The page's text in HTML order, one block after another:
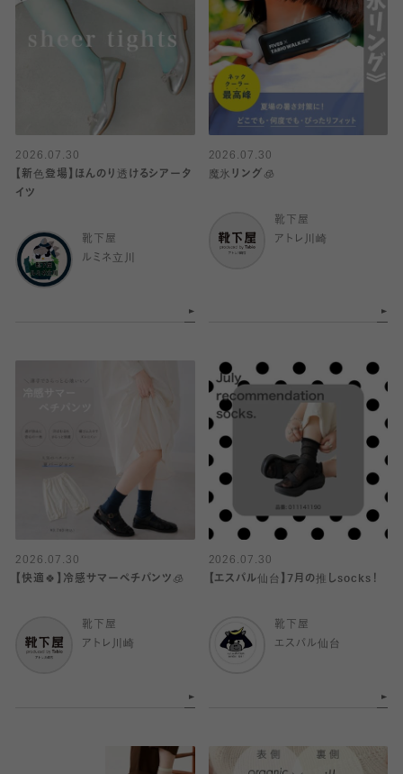
2026.07.30
【新色登場】ほんのり透けるシアータ
イツ
靴下屋
ルミネ立川
2026.07.30
魔氷リング🧊
靴下屋
アトレ川崎
2026.07.30
【快適🍀】冷感サマーペチパンツ🧊
靴下屋
アトレ川崎
2026.07.30
【エスパル仙台】7月の推しsocks！
靴下屋
エスパル仙台